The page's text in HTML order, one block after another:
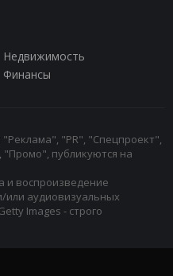
Недвижимость
Финансы
"PR", "Спецпроект",
публикуются на
и воспроизведение
или аудиовизуальных
Images - строго